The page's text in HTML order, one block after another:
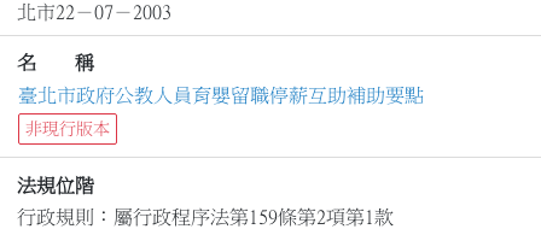
北市22－07－2003
名 稱
臺北市政府公教人員育嬰留職停薪互助補助要點
非現行版本
法規位階
行政規則：屬行政程序法第159條第2項第1款